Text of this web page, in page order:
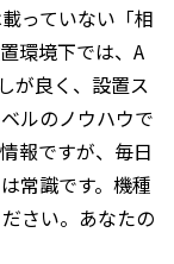
っていない「相
環境下では、A
が良く、設置ス
ルのノウハウで
報ですが、毎日
常識です。機種
さい。あなたの